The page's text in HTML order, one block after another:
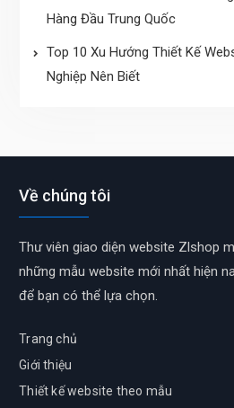
Hàng Đầu Trung Quốc
Top 10 Xu Hướng Thiết Kế
Nghiệp Nên Biết
Về chúng tôi
Thư viên giao diện website Zlshop
những mẫu website mới nhất hiện
để bạn có thể lựa chọn.
Trang chủ
Giới thiệu
Thiết kế website theo mẫu